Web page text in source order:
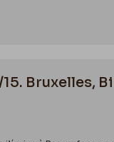
Bruxelles,